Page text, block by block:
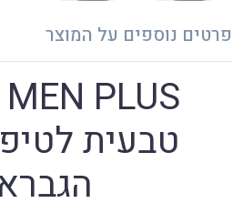
פרטים נוספים על המוצר
טבעית